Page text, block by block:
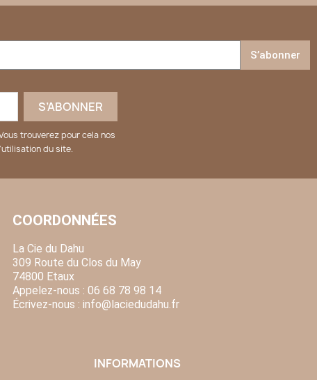
S’abonner
trouverez pour cela nos
du site.
COORDONNÉES
La Cie du Dahu
309 Route du Clos du May
74800 Etaux
Appelez-nous : 06 68 78 98 14
Écrivez-nous : info@laciedudahu.fr
INFORMATIONS